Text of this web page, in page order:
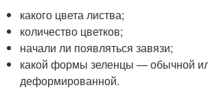
какого цвета листва;
количество цветков;
начали ли появляться завязи;
какой формы зеленцы — обычной
деформированной.